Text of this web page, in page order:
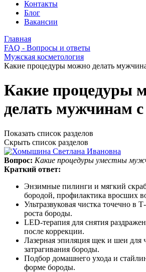
Контакты
Блог
Вакансии
Главная
FAQ - Вопросы и ответы
Мужская косметология
Какие процедуры можно делать
Какие процедуры
делать мужчинам с
Показать список разделов
Скрыть список разделов
Вопрос: Какие процедуры уместны
Краткий ответ:
Энзимные пилинги и мягкий
бородой, профилактика вросших
Ультразвуковая чистка точечно в
роста бороды.
LED‑терапия для снятия
после коррекции.
Лазерная эпиляция щек и шеи для
затрагивания бороды.
Подбор домашнего ухода и
форме бороды.